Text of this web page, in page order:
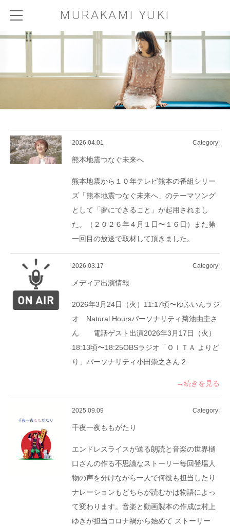
MURAKAMI YUKI
2026.04.01 Category:
熊本地震つなぐ未来へ
熊本地震から１０年テレビ熊本の番組シリー
ズ「熊本地震つなぐ未来へ」のテーマソング
として「夢にできること」が起用されまし
た。（２０２６年４月１日〜１６日）また第
一回目の放送で取材して頂きました。
2026.03.17 Category:
メディア出演情報
2026年3月24日（火）11:17頃〜ゆふいんラジ
オ Natural Hoursパーソナリティ菊池由圭さ
ん 電話ゲスト出演2026年3月17日（火）
18:13頃〜18:25OBSラジオ「ＯＩＴＡ よりど
り」パーソナリティ小田崇之さん 2
→続きを見る
2025.09.09 Category:
千夜一夜ももがたり
エンドレスライスが送る朗読と音楽の世界樋
口さんの作る不思議なストーリー毎回登場人
物の声を分けながら一人で何役も担当したり
ナレーションもどちらが読むかは物語によっ
て変わります。音楽と動画製本の作成は村上
ゆきが担当コロナ禍から始めて ストーリー